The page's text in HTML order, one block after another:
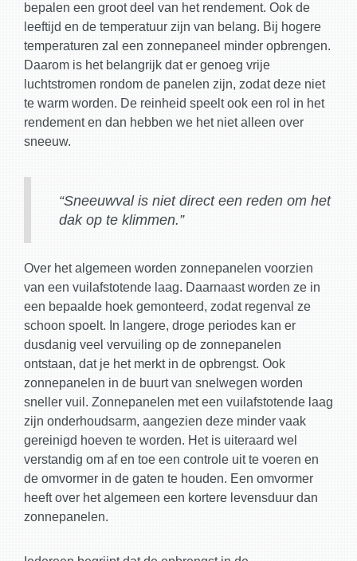
bepalen een groot deel van het rendement. Ook de
leeftijd en de temperatuur zijn van belang. Bij hogere
temperaturen zal een zonnepaneel minder opbrengen.
Daarom is het belangrijk dat er genoeg vrije
luchtstromen rondom de panelen zijn, zodat deze niet
te warm worden. De reinheid speelt ook een rol in het
rendement en dan hebben we het niet alleen over
sneeuw.
“Sneeuwval is niet direct een reden om het
dak op te klimmen.”
Over het algemeen worden zonnepanelen voorzien
van een vuilafstotende laag. Daarnaast worden ze in
een bepaalde hoek gemonteerd, zodat regenval ze
schoon spoelt. In langere, droge periodes kan er
dusdanig veel vervuiling op de zonnepanelen
ontstaan, dat je het merkt in de opbrengst. Ook
zonnepanelen in de buurt van snelwegen worden
sneller vuil. Zonnepanelen met een vuilafstotende laag
zijn onderhoudsarm, aangezien deze minder vaak
gereinigd hoeven te worden. Het is uiteraard wel
verstandig om af en toe een controle uit te voeren en
de omvormer in de gaten te houden. Een omvormer
heeft over het algemeen een kortere levensduur dan
zonnepanelen.